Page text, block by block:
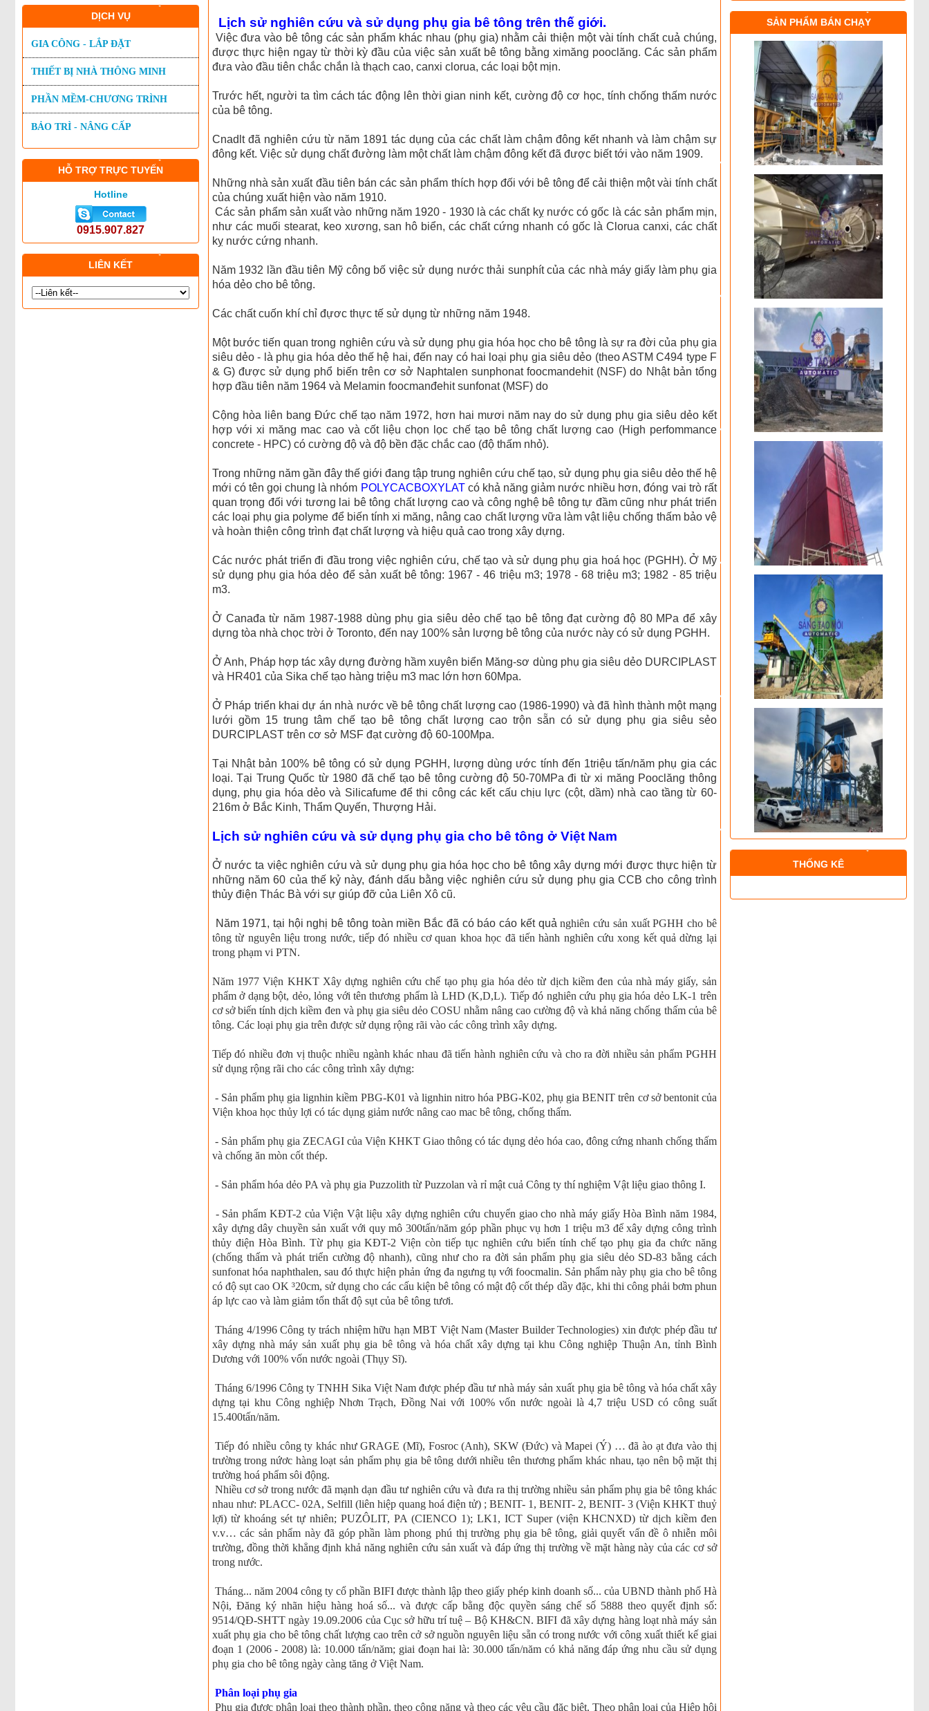
DỊCH VỤ
GIA CÔNG - LẮP ĐẶT
THIẾT BỊ NHÀ THÔNG MINH
PHẦN MỀM-CHƯƠNG TRÌNH
BẢO TRÌ - NÂNG CẤP
HỖ TRỢ TRỰC TUYẾN
Hotline
0915.907.827
LIÊN KẾT
Lịch sử nghiên cứu và sử dụng phụ gia bê tông trên thế giới.
Việc đưa vào bê tông các sản phẩm khác nhau (phụ gia) nhằm cải thiện một vài tính chất cuả chúng,
được thực hiện ngay từ thời kỳ đầu của việc sản xuất bê tông bằng ximăng pooclăng. Các sản phẩm
đưa vào đầu tiên chắc chắn là thạch cao, canxi clorua, các loại bột mịn.
Trước hết, người ta tìm cách tác động lên thời gian ninh kết, cường độ cơ học, tính chống thấm nước
của bê tông.
Cnadlt đã nghiên cứu từ năm 1891 tác dụng của các chất làm chậm đông kết nhanh và làm chậm sự
đông kết. Việc sử dụng chất đường làm một chất làm chậm đông kết đã được biết tới vào năm 1909.
Những nhà sản xuất đầu tiên bán các sản phẩm thích hợp đối với bê tông để cải thiện một vài tính chất
của chúng xuất hiện vào năm 1910.
Các sản phẩm sản xuất vào những năm 1920 - 1930 là các chất kỵ nước có gốc là các sản phẩm mịn,
như các muối stearat, keo xương, san hô biển, các chất cứng nhanh có gốc là Clorua canxi, các chất
kỵ nước cứng nhanh.
Năm 1932 lần đầu tiên Mỹ công bố việc sử dụng nước thải sunphít của các nhà máy giấy làm phụ gia
hóa dẻo cho bê tông.
Các chất cuốn khí chỉ đựơc thực tế sử dụng từ những năm 1948.
Một bước tiến quan trong nghiên cứu và sử dụng phụ gia hóa học cho bê tông là sự ra đời của phụ gia
siêu dẻo - là phụ gia hóa dẻo thế hệ hai, đến nay có hai loại phụ gia siêu dẻo (theo ASTM C494 type F
& G) được sử dụng phổ biến trên cơ sở Naphtalen sunphonat foocmandehit (NSF) do Nhật bản tổng
hợp đầu tiên năm 1964 và Melamin foocmanđehit sunfonat (MSF) do
Cộng hòa liên bang Đức chế tạo năm 1972, hơn hai mươi năm nay do sử dụng phụ gia siêu dẻo kết
hợp với xi măng mac cao và cốt liệu chọn lọc chế tạo bê tông chất lượng cao (High perfommance
concrete - HPC) có cường độ và độ bền đặc chắc cao (độ thấm nhỏ).
Trong những năm gần đây thế giới đang tập trung nghiên cứu chế tạo, sử dụng phụ gia siêu dẻo thế hệ
mới có tên gọi chung là nhóm POLYCACBOXYLATcó khả năng giảm nước nhiều hơn, đóng vai trò rất
quan trọng đối với tương lai bê tông chất lượng cao và công nghệ bê tông tự đầm cũng như phát triển
các loại phụ gia polyme để biến tính xi măng, nâng cao chất lượng vữa làm vật liệu chống thấm bảo vệ
và hoàn thiện công trình đạt chất lượng và hiệu quả cao trong xây dựng.
Các nước phát triển đi đầu trong việc nghiên cứu, chế tạo và sử dụng phụ gia hoá học (PGHH). Ở Mỹ
sử dụng phụ gia hóa dẻo để sản xuất bê tông: 1967 - 46 triệu m3; 1978 - 68 triệu m3; 1982 - 85 triệu
m3.
Ở Canađa từ năm 1987-1988 dùng phụ gia siêu dẻo chế tạo bê tông đạt cường độ 80 MPa để xây
dựng tòa nhà chọc trời ở Toronto, đến nay 100% sản lượng bê tông của nước này có sử dụng PGHH.
Ở Anh, Pháp hợp tác xây dựng đường hầm xuyên biển Măng-sơ dùng phụ gia siêu dẻo DURCIPLAST
và HR401 của Sika chế tạo hàng triệu m3 mac lớn hơn 60Mpa.
Ở Pháp triển khai dự án nhà nước về bê tông chất lượng cao (1986-1990) và đã hình thành một mạng
lưới gồm 15 trung tâm chế tạo bê tông chất lượng cao trộn sẵn có sử dụng phụ gia siêu sẻo
DURCIPLAST trên cơ sở MSF đạt cường độ 60-100Mpa.
Tại Nhật bản 100% bê tông có sử dụng PGHH, lượng dùng ước tính đến 1triệu tấn/năm phụ gia các
loại. Tại Trung Quốc từ 1980 đã chế tạo bê tông cường độ 50-70MPa đi từ xi măng Pooclăng thông
dụng, phụ gia hóa dẻo và Silicafume để thi công các kết cấu chịu lực (cột, dầm) nhà cao tầng từ 60-
216m ở Bắc Kinh, Thẩm Quyến, Thượng Hải.
Lịch sử nghiên cứu và sử dụng phụ gia cho bê tông ở Việt Nam
Ở nước ta việc nghiên cứu và sử dụng phụ gia hóa họccho bê tông xây dựng mới được thực hiện từ
những năm 60 của thế kỷ này, đánh dấu bằng việc nghiên cứu sử dụng phụ gia CCB cho công trình
thủy điện Thác Bà với sự giúp đỡ của Liên Xô cũ.
Năm 1971, tại hội nghị bê tông toàn miền Bắc đã có báo cáo kết quả nghiên cứu sản xuất PGHH cho bê
tông từ nguyên liệu trong nước, tiếp đó nhiều cơ quan khoa học đã tiến hành nghiên cứu xong kết quả dừng lại
trong phạm vi PTN.
Năm 1977 Viện KHKT Xây dựng nghiên cứu chế tạo phụ gia hóa dẻo từ dịch kiềm đen của nhà máy giấy, sản
phẩm ở dạng bột, dẻo, lỏng với tên thương phẩm là LHD (K,D,L). Tiếp đó nghiên cứu phụ gia hóa dẻo LK-1 trên
cơ sở biến tính dịch kiềm đen và phụ gia siêu dẻo COSU nhằm nâng cao cường độ và khả năng chống thấm của bê
tông. Các loại phụ gia trên được sử dụng rộng rãi vào các công trình xây dựng.
Tiếp đó nhiều đơn vị thuộc nhiều ngành khác nhau đã tiến hành nghiên cứu và cho ra đời nhiều sản phẩm PGHH
sử dụng rộng rãi cho các công trình xây dựng:
- Sản phẩm phụ gia lignhin kiềm PBG-K01 và lignhin nitro hóa PBG-K02, phụ gia BENIT trên cơ sở bentonit của
Viện khoa học thủy lợi có tác dụng giảm nước nâng cao mac bê tông, chống thấm.
- Sản phẩm phụ gia ZECAGI của Viện KHKT Giao thông có tác dụng dẻo hóa cao, đông cứng nhanh chống thấm
và chống ăn mòn cốt thép.
- Sản phẩm hóa dẻo PA và phụ gia Puzzolith từ Puzzolan và rỉ mật cuả Công ty thí nghiệm Vật liệu giao thông I.
- Sản phẩm KĐT-2 của Viện Vật liệu xây dựng nghiên cứu chuyển giao cho nhà máy giấy Hòa Bình năm 1984,
xây dựng dây chuyền sản xuất với quy mô 300tấn/năm góp phần phục vụ hơn 1 triệu m3 để xây dựng công trình
thủy điện Hòa Bình. Từ phụ gia KĐT-2 Viện còn tiếp tục nghiên cứu biến tính chế tạo phụ gia đa chức năng
(chống thấm và phát triển cường độ nhanh), cũng như cho ra đời sản phẩm phụ gia siêu dẻo SD-83 bằng cách
sunfonat hóa naphthalen, sau đó thực hiện phản ứng đa ngưng tụ với foocmalin. Sản phẩm này phụ gia cho bê tông
có độ sụt cao OK ³20cm, sử dụng cho các cấu kiện bê tông có mật độ cốt thép dầy đặc, khi thi công phải bơm phun
áp lực cao và làm giảm tổn thất độ sụt của bê tông tươi.
Tháng 4/1996 Công ty trách nhiệm hữu hạn MBT Việt Nam (Master Builder Technologies) xin được phép đầu tư
xây dựng nhà máy sản xuất phụ gia bê tông và hóa chất xây dựng tại khu Công nghiệp Thuận An, tỉnh Bình
Dương với 100% vốn nước ngoài (Thụy Sĩ).
Tháng 6/1996 Công ty TNHH Sika Việt Nam được phép đầu tư nhà máy sản xuất phụ gia bê tông và hóa chất xây
dựng tại khu Công nghiệp Nhơn Trạch, Đồng Nai với 100% vốn nước ngoài là 4,7 triệu USD có công suất
15.400tấn/năm.
Tiếp đó nhiều công ty khác như GRAGE (Mĩ), Fosroc (Anh), SKW (Đức) và Mapei (Ý) … đã ào ạt đưa vào thị
trường trong nứơc hàng loạt sản phẩm phụ gia bê tông dưới nhiều tên thương phẩm khác nhau, tạo nên bộ mặt thị
trường hoá phẩm sôi động.
Nhiều cơ sở trong nước đã mạnh dạn đầu tư nghiên cứu và đưa ra thị trường nhiều sản phẩm phụ gia bê tông khác
nhau như: PLACC- 02A, Selfill (liên hiệp quang hoá điện tử) ; BENIT- 1, BENIT- 2, BENIT- 3 (Viện KHKT thuỷ
lợi) từ khoáng sét tự nhiên; PUZÔLIT, PA (CIENCO 1); LK1, ICT Super (viện KHCNXD) từ dịch kiềm đen
v.v… các sản phẩm này đã góp phần làm phong phú thị trường phụ gia bê tông, giải quyết vấn đề ô nhiễn môi
trường, đồng thời khẳng định khả năng nghiên cứu sản xuất và đáp ứng thị trường về mặt hàng này của các cơ sở
trong nước.
Tháng... năm 2004 công ty cổ phần BIFI được thành lập theo giấy phép kinh doanh số... của UBND thành phố Hà
Nội, Đăng ký nhãn hiệu hàng hoá số... và được cấp bằng độc quyền sáng chế số 5888 theo quyết định số:
9514/QĐ-SHTT ngày 19.09.2006 của Cục sở hữu trí tuệ – Bộ KH&CN. BIFI đã xây dựng hàng loạt nhà máy sản
xuất phụ gia cho bê tông chất lượng cao trên cở sở nguồn nguyên liệu sẵn có trong nước với công xuất thiết kế giai
đoạn 1 (2006 - 2008) là: 10.000 tấn/năm; giai đoạn hai là: 30.000 tấn/năm có khả năng đáp ứng nhu cầu sử dụng
phụ gia cho bê tông ngày càng tăng ở Việt Nam.
Phân loại phụ gia
Phụ gia được phân loại theo thành phần, theo công năng và theo các yêu cầu đặc biệt. Theo phân loại của Hiệp hội
SẢN PHẨM BÁN CHẠY
THỐNG KÊ